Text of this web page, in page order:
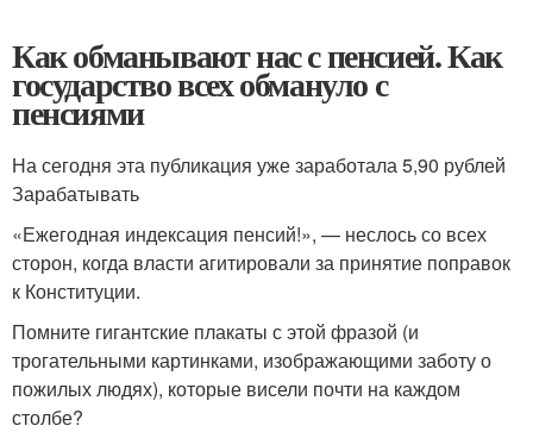
Как обманывают нас с пенсией. Как
государство всех обмануло с
пенсиями
На сегодня эта публикация уже заработала 5,90 рублей
Зарабатывать
«Ежегодная индексация пенсий!», — неслось со всех
сторон, когда власти агитировали за принятие поправок
к Конституции.
Помните гигантские плакаты с этой фразой (и
трогательными картинками, изображающими заботу о
пожилых людях), которые висели почти на каждом
столбе?